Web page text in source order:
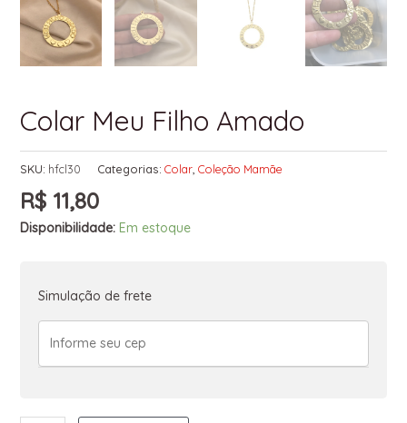
Colar Meu Filho Amado
SKU: hfcl30 Categorias: Colar, Coleção Mamãe
R$11,80
Disponibilidade: Em estoque
Simulação de frete